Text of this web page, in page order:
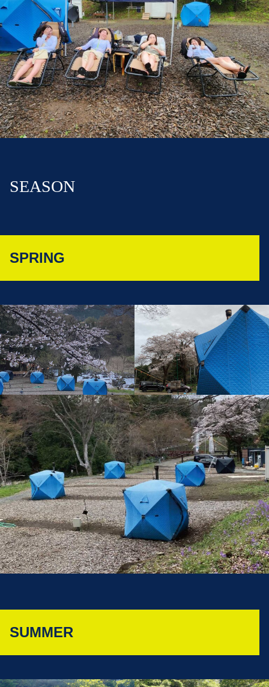
SEASON
SPRING
SUMMER